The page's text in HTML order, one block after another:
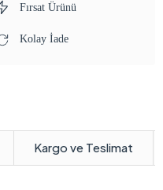
Fırsat Ürünü
Kolay İade
Kargo ve Teslimat